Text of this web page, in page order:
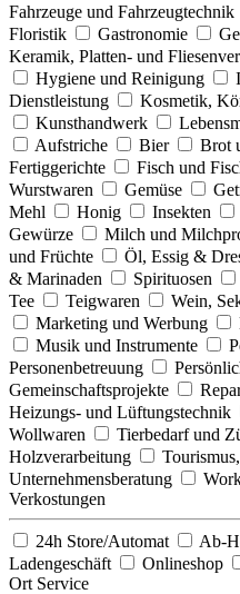
Fahrzeuge und Fahrzeugtechnik
Floristik
Gastronomie
Keramik, Platten- und
Hygiene und Reinigung
Dienstleistung
Kosmetik,
Kunsthandwerk
Aufstriche
Bier Brot
Fertiggerichte
Fisch und
Wurstwaren
Gemüse
Mehl
Honig Insekten
Gewürze
Milch und
und Früchte
Öl, Essig &
& Marinaden
Spirituosen
Tee
Teigwaren Wein,
Marketing und Werbung
Musik und Instrumente
Personenbetreuung
Gemeinschaftsprojekte
Heizungs- und Lüftungstechnik
Wollwaren
Tierbedarf und
Holzverarbeitung
Unternehmensberatung
Verkostungen
24h Store/Automat Ab-
Ladengeschäft
Onlineshop
Ort Service